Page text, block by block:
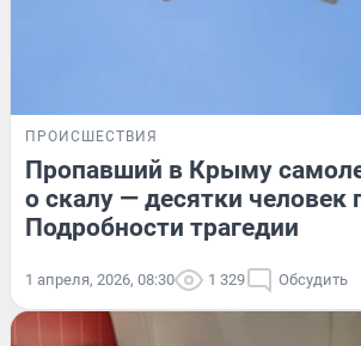
ПРОИСШЕСТВИЯ
Пропавший в Крыму
о скалу — десятки человек
Подробности трагедии
1 апреля, 2026, 08:30 1 329 Обсудить